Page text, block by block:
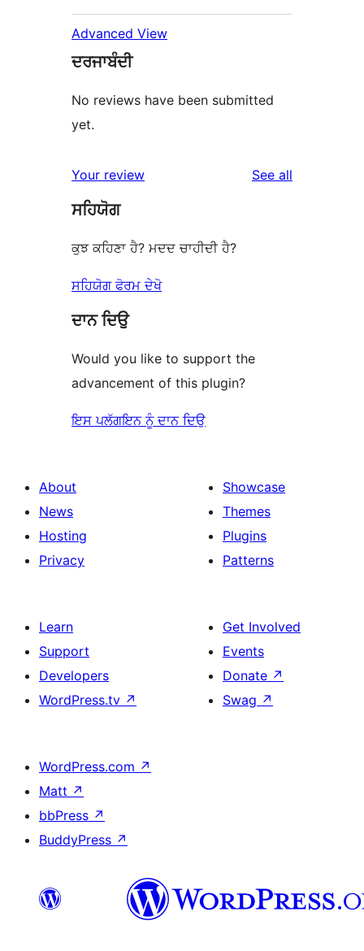
Advanced View
ਦਰਜਾਬੰਦੀ
No reviews have been submitted
yet.
Your review See all
ਸਹਿਯੋਗ
ਕੁਝ ਕਹਿਣਾ ਹੈ? ਮਦਦ ਚਾਹੀਦੀ ਹੈ?
ਸਹਿਯੋਗ ਫੋਰਮ ਦੇਖੋ
ਦਾਨ ਦਿਉ
Would you like to support the
advancement of this plugin?
ਇਸ ਪਲੱਗਇਨ ਨੂੰ ਦਾਨ ਦਿਉ
About
News
Hosting
Privacy
Showcase
Themes
Plugins
Patterns
Learn
Support
Developers
WordPress.tv ↗
Get Involved
Events
Donate ↗
Swag ↗
WordPress.com ↗
Matt ↗
bbPress ↗
BuddyPress ↗